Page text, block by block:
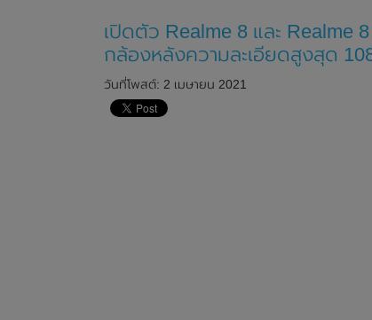
เปิดตัว Realme 8 และ Realme
กล้องหลังความละเอียดสูงสุด
วันที่โพสต์: 2 เมษายน 2021